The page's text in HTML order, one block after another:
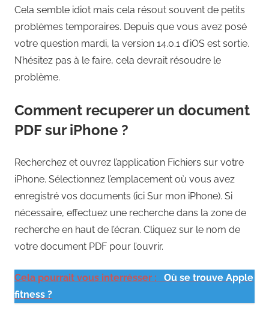
Cela semble idiot mais cela résout souvent de petits
problèmes temporaires. Depuis que vous avez posé
votre question mardi, la version 14.0.1 d’iOS est sortie.
N’hésitez pas à le faire, cela devrait résoudre le
problème.
Comment recuperer un document
PDF sur iPhone ?
Recherchez et ouvrez l’application Fichiers sur votre
iPhone. Sélectionnez l’emplacement où vous avez
enregistré vos documents (ici Sur mon iPhone). Si
nécessaire, effectuez une recherche dans la zone de
recherche en haut de l’écran. Cliquez sur le nom de
votre document PDF pour l’ouvrir.
Cela pourrait vous interrésser :
Où se trouve Apple
fitness ?